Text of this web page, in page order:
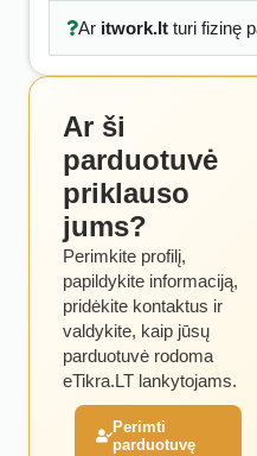
Ar itwork.ltturi fizinę
Ar ši
parduotuvė
priklauso
jums?
Perimkite profilį,
papildykite informaciją,
pridėkite kontaktus ir
valdykite, kaip jūsų
parduotuvė rodoma
eTikra.LT lankytojams.
Perimti
parduotuvę